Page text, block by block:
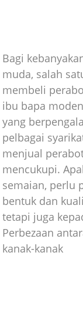
Bagi
muda, salah
membeli
ibu bapa
yang
pelbagai
menjual
mencukupi.
semaian, perlu
bentuk dan
tetapi juga
Perbezaan
kanak-kanak